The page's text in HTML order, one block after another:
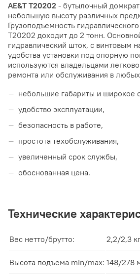
AE&T T20202 - бутылочный
небольшую высоту различных
Грузоподъемность
T20202 доходит до 2 тонн.
гидравлический шток, с винтовым
удобства установки под опорную
используются владельцами
ремонта или обслуживания в
небольшие габариты и широкое
удобство эксплуатации,
безопасность в работе,
простота техобслуживания,
увеличенный срок службы,
обоснованная цена.
Технические
Вес нетто/брутто: 2,2/2,3
Высота подъема min/max: 148/278